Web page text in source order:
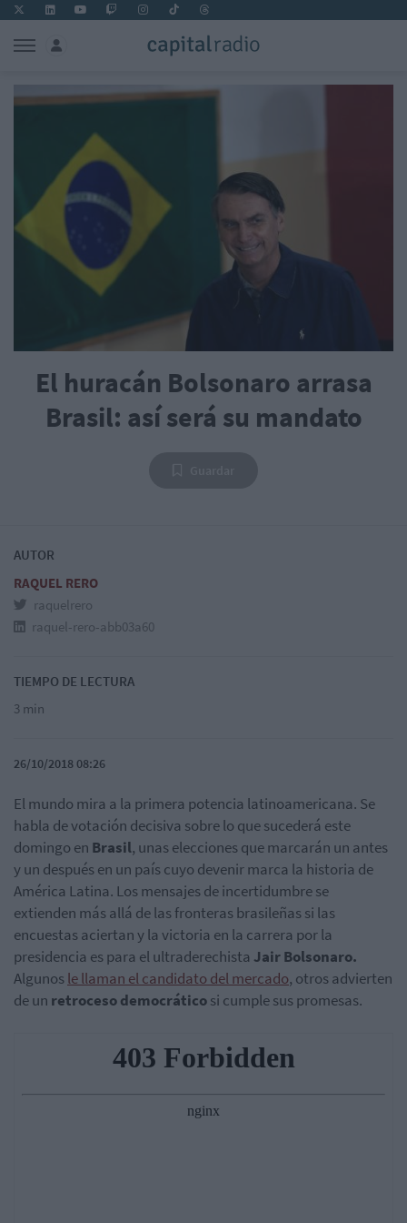
El huracán Bolsonaro arrasa
Brasil: así será su mandato
AUTOR
RAQUEL RERO
raquelrero
raquel-rero-abb03a60
TIEMPO DE LECTURA
3 min
26/10/2018 08:26
El mundo mira a la primera potencia latinoamericana. Se
habla de votación decisiva sobre lo que sucederá este
domingo en Brasil, unas elecciones que marcarán un antes
y un después en un país cuyo devenir marca la historia de
América Latina. Los mensajes de incertidumbre se
extienden más allá de las fronteras brasileñas si las
encuestas aciertan y la victoria en la carrera por la
presidencia es para el ultraderechista Jair Bolsonaro.
Algunosle llaman el candidato del mercado, otros advierten
de un retroceso democráticosi cumple sus promesas.